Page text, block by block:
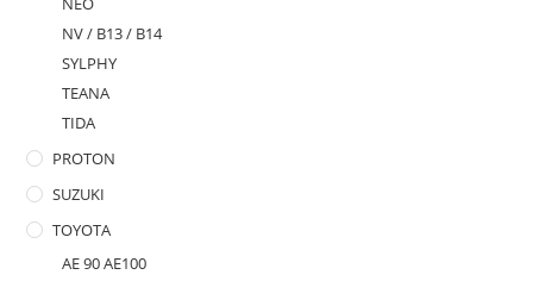
NV / B13 / B14
SYLPHY
TEANA
TIDA
PROTON
SUZUKI
TOYOTA
AE 90 AE100